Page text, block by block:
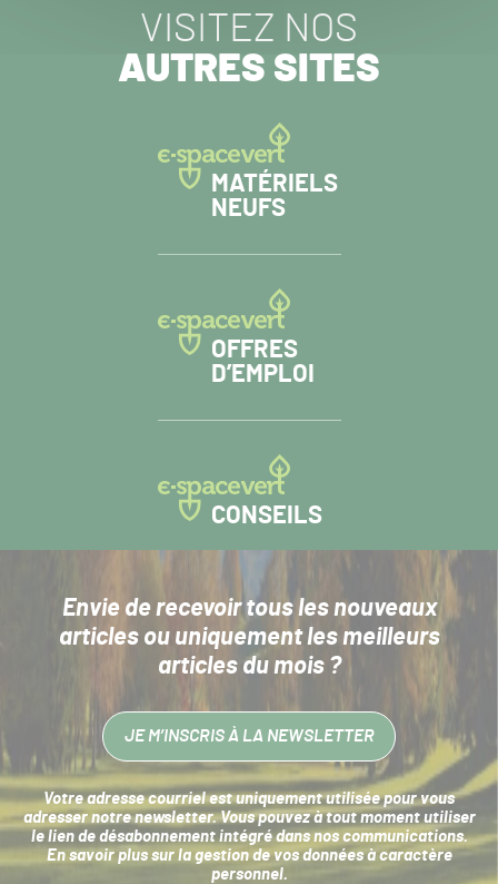
VISITEZ NOS
AUTRES SITES
MATÉRIELS
NEUFS
OFFRES
D’EMPLOI
CONSEILS
Envie de recevoir tous les nouveaux
articlesou uniquement les meilleurs
articles du mois ?
JE M’INSCRIS À LA NEWSLETTER
Votre adresse courriel est uniquement utilisée pour vous
adresser notre newsletter. Vous pouvez à tout moment utiliser
le lien de désabonnement intégré dans nos communications.
En savoir plus sur la gestion de vos données à caractère
personnel.